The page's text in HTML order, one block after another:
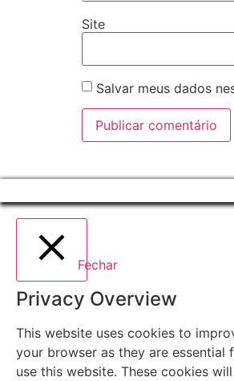
Site
Salvar meus dados
Fechar
Privacy Overview
This website uses cookies to
your browser as they are
use this website. These cookies